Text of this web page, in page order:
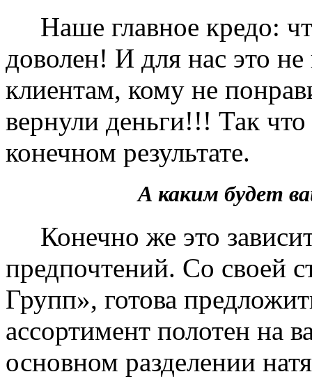
Наше главное кредо:
доволен! И для нас это
клиентам, кому не
вернули деньги!!! Так
конечном результате.
А каким будет
Конечно же это
предпочтений. Со своей
Групп», готова
ассортимент полотен на
основном разделении